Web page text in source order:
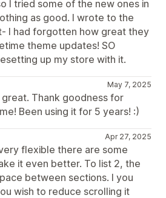
I tried some of the new ones in
as good. I wrote to the
I had forgotten how great they
theme updates! SO
up my store with it.
May 7, 2025
Thank goodness for
Been using it for 5 years! :)
Apr 27, 2025
flexible there are some
it even better. To list 2, the
between sections. I you
wish to reduce scrolling it